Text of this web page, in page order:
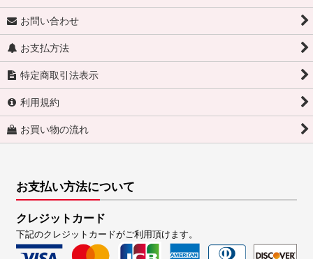
お問い合わせ
お支払方法
特定商取引法表示
利用規約
お買い物の流れ
お支払い方法について
クレジットカード
下記のクレジットカードがご利用頂けます。